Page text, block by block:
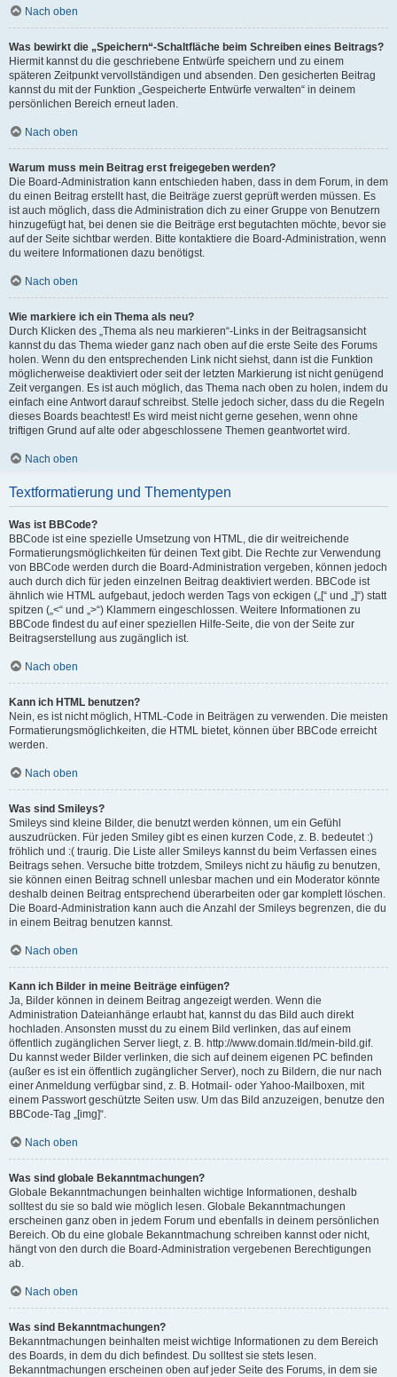
Nach oben
Was bewirkt die „Speichern“-Schaltfläche beim Schreiben eines Beitrags?
Hiermit kannst du die geschriebene Entwürfe speichern und zu einem
späteren Zeitpunkt vervollständigen und absenden. Den gesicherten Beitrag
kannst du mit der Funktion „Gespeicherte Entwürfe verwalten“ in deinem
persönlichen Bereich erneut laden.
Nach oben
Warum muss mein Beitrag erst freigegeben werden?
Die Board-Administration kann entschieden haben, dass in dem Forum, in dem
du einen Beitrag erstellt hast, die Beiträge zuerst geprüft werden müssen. Es
ist auch möglich, dass die Administration dich zu einer Gruppe von Benutzern
hinzugefügt hat, bei denen sie die Beiträge erst begutachten möchte, bevor sie
auf der Seite sichtbar werden. Bitte kontaktiere die Board-Administration, wenn
du weitere Informationen dazu benötigst.
Nach oben
Wie markiere ich ein Thema als neu?
Durch Klicken des „Thema als neu markieren“-Links in der Beitragsansicht
kannst du das Thema wieder ganz nach oben auf die erste Seite des Forums
holen. Wenn du den entsprechenden Link nicht siehst, dann ist die Funktion
möglicherweise deaktiviert oder seit der letzten Markierung ist nicht genügend
Zeit vergangen. Es ist auch möglich, das Thema nach oben zu holen, indem du
einfach eine Antwort darauf schreibst. Stelle jedoch sicher, dass du die Regeln
dieses Boards beachtest! Es wird meist nicht gerne gesehen, wenn ohne
triftigen Grund auf alte oder abgeschlossene Themen geantwortet wird.
Nach oben
Textformatierung und Thementypen
Was ist BBCode?
BBCode ist eine spezielle Umsetzung von HTML, die dir weitreichende
Formatierungsmöglichkeiten für deinen Text gibt. Die Rechte zur Verwendung
von BBCode werden durch die Board-Administration vergeben, können jedoch
auch durch dich für jeden einzelnen Beitrag deaktiviert werden. BBCode ist
ähnlich wie HTML aufgebaut, jedoch werden Tags von eckigen („[“ und „]“) statt
spitzen („<“ und „>“) Klammern eingeschlossen. Weitere Informationen zu
BBCode findest du auf einer speziellen Hilfe-Seite, die von der Seite zur
Beitragserstellung aus zugänglich ist.
Nach oben
Kann ich HTML benutzen?
Nein, es ist nicht möglich, HTML-Code in Beiträgen zu verwenden. Die meisten
Formatierungsmöglichkeiten, die HTML bietet, können über BBCode erreicht
werden.
Nach oben
Was sind Smileys?
Smileys sind kleine Bilder, die benutzt werden können, um ein Gefühl
auszudrücken. Für jeden Smiley gibt es einen kurzen Code, z. B. bedeutet :)
fröhlich und :( traurig. Die Liste aller Smileys kannst du beim Verfassen eines
Beitrags sehen. Versuche bitte trotzdem, Smileys nicht zu häufig zu benutzen,
sie können einen Beitrag schnell unlesbar machen und ein Moderator könnte
deshalb deinen Beitrag entsprechend überarbeiten oder gar komplett löschen.
Die Board-Administration kann auch die Anzahl der Smileys begrenzen, die du
in einem Beitrag benutzen kannst.
Nach oben
Kann ich Bilder in meine Beiträge einfügen?
Ja, Bilder können in deinem Beitrag angezeigt werden. Wenn die
Administration Dateianhänge erlaubt hat, kannst du das Bild auch direkt
hochladen. Ansonsten musst du zu einem Bild verlinken, das auf einem
öffentlich zugänglichen Server liegt, z. B. http://www.domain.tld/mein-bild.gif.
Du kannst weder Bilder verlinken, die sich auf deinem eigenen PC befinden
(außer es ist ein öffentlich zugänglicher Server), noch zu Bildern, die nur nach
einer Anmeldung verfügbar sind, z. B. Hotmail- oder Yahoo-Mailboxen, mit
einem Passwort geschützte Seiten usw. Um das Bild anzuzeigen, benutze den
BBCode-Tag „[img]“.
Nach oben
Was sind globale Bekanntmachungen?
Globale Bekanntmachungen beinhalten wichtige Informationen, deshalb
solltest du sie so bald wie möglich lesen. Globale Bekanntmachungen
erscheinen ganz oben in jedem Forum und ebenfalls in deinem persönlichen
Bereich. Ob du eine globale Bekanntmachung schreiben kannst oder nicht,
hängt von den durch die Board-Administration vergebenen Berechtigungen
ab.
Nach oben
Was sind Bekanntmachungen?
Bekanntmachungen beinhalten meist wichtige Informationen zu dem Bereich
des Boards, in dem du dich befindest. Du solltest sie stets lesen.
Bekanntmachungen erscheinen oben auf jeder Seite des Forums, in dem sie